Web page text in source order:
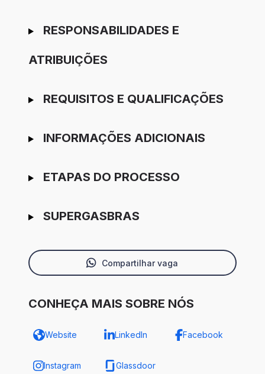
RESPONSABILIDADES E
ATRIBUIÇÕES
REQUISITOS E QUALIFICAÇÕES
INFORMAÇÕES ADICIONAIS
ETAPAS DO PROCESSO
SUPERGASBRAS
Compartilhar vaga
CONHEÇA MAIS SOBRE NÓS
Website LinkedIn Facebook
Instagram Glassdoor